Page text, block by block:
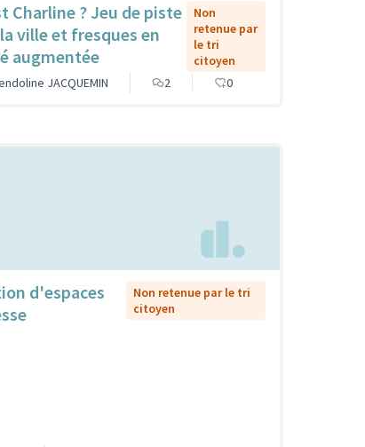
Charline ? Jeu de piste
ville et fresques en
augmentée
Non
retenue par
le tri
citoyen
JACQUEMIN
2 0
d'espaces
Non retenue par le tri
citoyen